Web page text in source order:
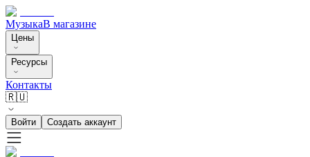
МузыкаВ магазине
Цены
Ресурсы
Контакты
🇷🇺
Войти Создать аккаунт